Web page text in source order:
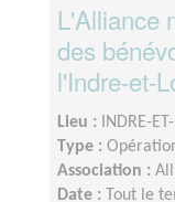
L'Alliance
des
l'Indre-et-
Lieu :
INDRE-
Type :
Association :
Date :
Tout le